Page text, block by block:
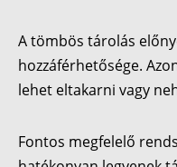
A tömbös tárolás
hozzáférhetősége.
lehet eltakarni vagy
Fontos megfelelő